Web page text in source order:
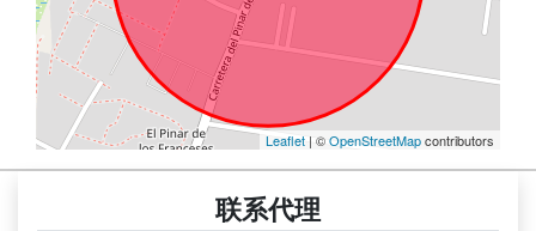
Leaflet | ©OpenStreetMapcontributors
联系代理